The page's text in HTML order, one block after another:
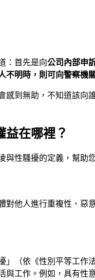
：首先是向公司內部申
不明時，則可向警察機關
感到無助，不知道該
益在哪裡？
性騷擾的定義，幫助
對他人進行重複性、
」（依《性別平等工
工作。例如，具有性